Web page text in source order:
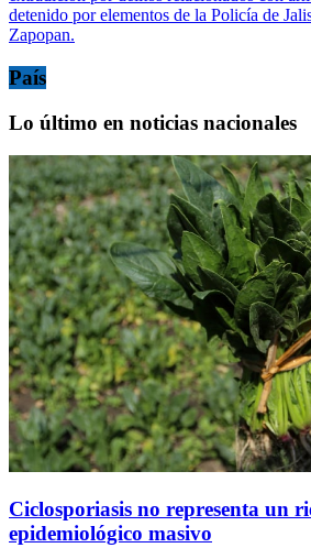
detenido por elementos de la Policía de
Zapopan.
País
Lo último en noticias nacionales
Ciclosporiasis no representa un
epidemiológico masivo